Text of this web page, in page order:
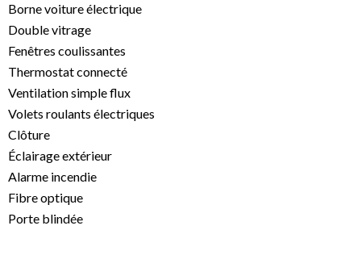
Borne voiture électrique
Double vitrage
Fenêtres coulissantes
Thermostat connecté
Ventilation simple flux
Volets roulants électriques
Clôture
Éclairage extérieur
Alarme incendie
Fibre optique
Porte blindée